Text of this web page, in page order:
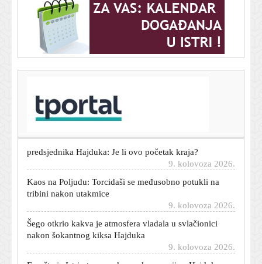
Garcia nakon remija s Istrom: 'Nisam razočaran'
predsjednika Hajduka: Je li ovo početak kraja?
9. kolovoza 2026.
Kaos na Poljudu: Torcidaši se međusobno potukli na
tribini nakon utakmice
Šego otkrio kakva je atmosfera vladala u svlačionici
nakon šokantnog kiksa Hajduka
Evo što je Istrin trener rekao nakon remija s Hajdukom